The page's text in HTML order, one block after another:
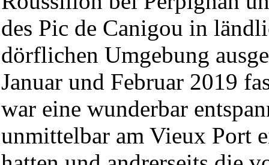
des Pic de Canigou in
dörflichen Umgebung
Januar und Februar 2019
war eine wunderbar
unmittelbar am Vieux Port